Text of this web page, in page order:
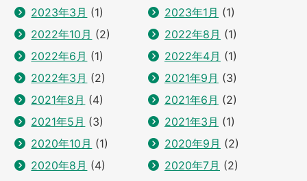
2023年3月 (1) 2023年1月 (1)
2022年10月 (2) 2022年8月 (1)
2022年6月 (1) 2022年4月 (1)
2022年3月 (2) 2021年9月 (3)
2021年8月 (4) 2021年6月 (2)
2021年5月 (3) 2021年3月 (1)
2020年10月 (1) 2020年9月 (2)
2020年8月 (4) 2020年7月 (2)